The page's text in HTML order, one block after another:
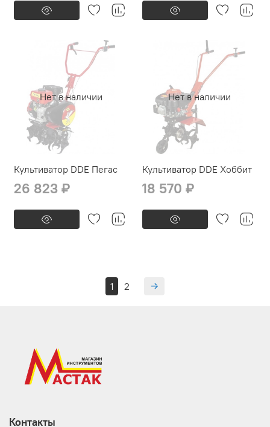
Нет в наличии
Культиватор DDE Пегас
26 823 ₽
Нет в наличии
Культиватор DDE Хоббит
18 570 ₽
1 2
Контакты